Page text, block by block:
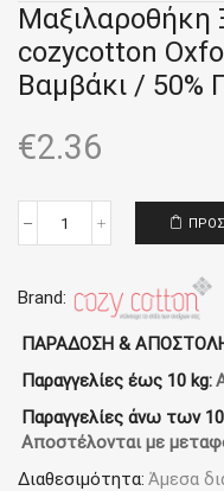
Μαξιλαροθήκη
cozycotton
Βαμβάκι / 50%
€2.36
Μαξιλαροθήκη
Oxford
(53x73)
160TC
Βαμβάκι
50%
Πολυέστερ
Brand:
ΠΑΡΑΔΟΣΗ &
Παραγγελίες έως 10 kg:
Παραγγελίες άνω των
Αποστέλονται με
Διαθεσιμότητα: Άμεσα